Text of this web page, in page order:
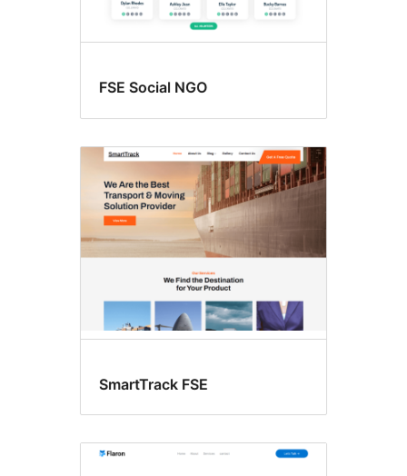
FSE Social NGO
SmartTrack FSE